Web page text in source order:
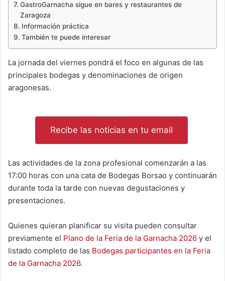
GastroGarnacha sigue en bares y restaurantes de
Zaragoza
Información práctica
También te puede interesar
La jornada del viernes pondrá el foco en algunas de las
principales bodegas y denominaciones de origen
aragonesas.
Recibe las noticias en tu email
Las actividades de la zona profesional comenzarán a las
17:00 horas con una cata de Bodegas Borsao y continuarán
durante toda la tarde con nuevas degustaciones y
presentaciones.
Quienes quieran planificar su visita pueden consultar
previamente el Plano de la Feria de la Garnacha 2026 y el
listado completo de las Bodegas participantes en la Feria
de la Garnacha 2026.